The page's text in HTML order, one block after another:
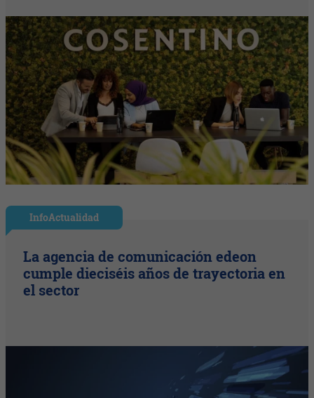
InfoActualidad
La agencia de comunicación edeon
cumple dieciséis años de trayectoria en
el sector